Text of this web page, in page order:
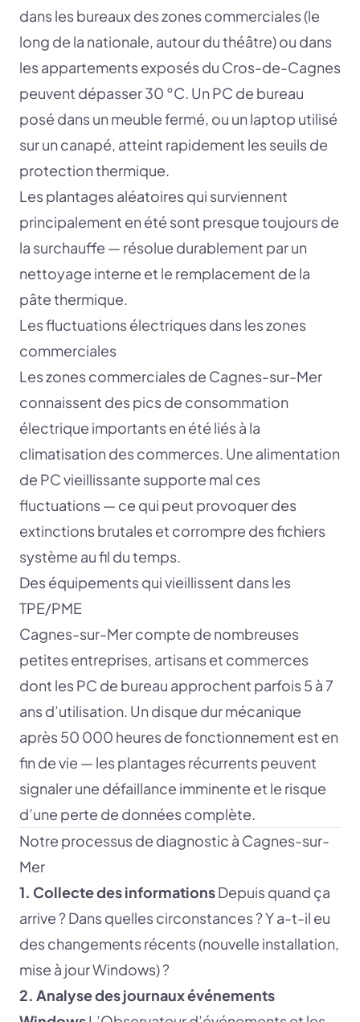
dans les bureaux des zones commerciales (le
long de la nationale, autour du théâtre) ou dans
les appartements exposés du Cros-de-Cagnes
peuvent dépasser 30 °C. Un PC de bureau
posé dans un meuble fermé, ou un laptop utilisé
sur un canapé, atteint rapidement les seuils de
protection thermique.
Les plantages aléatoires qui surviennent
principalement en été sont presque toujours de
la surchauffe — résolue durablement par un
nettoyage interne et le remplacement de la
pâte thermique.
Les fluctuations électriques dans les zones
commerciales
Les zones commerciales de Cagnes-sur-Mer
connaissent des pics de consommation
électrique importants en été liés à la
climatisation des commerces. Une alimentation
de PC vieillissante supporte mal ces
fluctuations — ce qui peut provoquer des
extinctions brutales et corrompre des fichiers
système au fil du temps.
Des équipements qui vieillissent dans les
TPE/PME
Cagnes-sur-Mer compte de nombreuses
petites entreprises, artisans et commerces
dont les PC de bureau approchent parfois 5 à 7
ans d’utilisation. Un disque dur mécanique
après 50 000 heures de fonctionnement est en
fin de vie — les plantages récurrents peuvent
signaler une défaillance imminente et le risque
d’une perte de données complète.
Notre processus de diagnostic à Cagnes-sur-
Mer
1. Collecte des informationsDepuis quand ça
arrive ? Dans quelles circonstances ? Y a-t-il eu
des changements récents (nouvelle installation,
mise à jour Windows) ?
2. Analyse des journaux événements